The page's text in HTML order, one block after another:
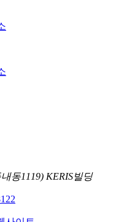
동1119) KERIS빌딩